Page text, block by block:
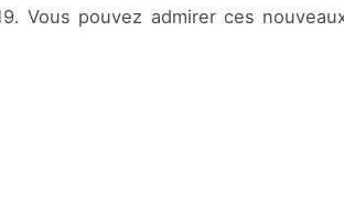
Vous pouvez admirer ces